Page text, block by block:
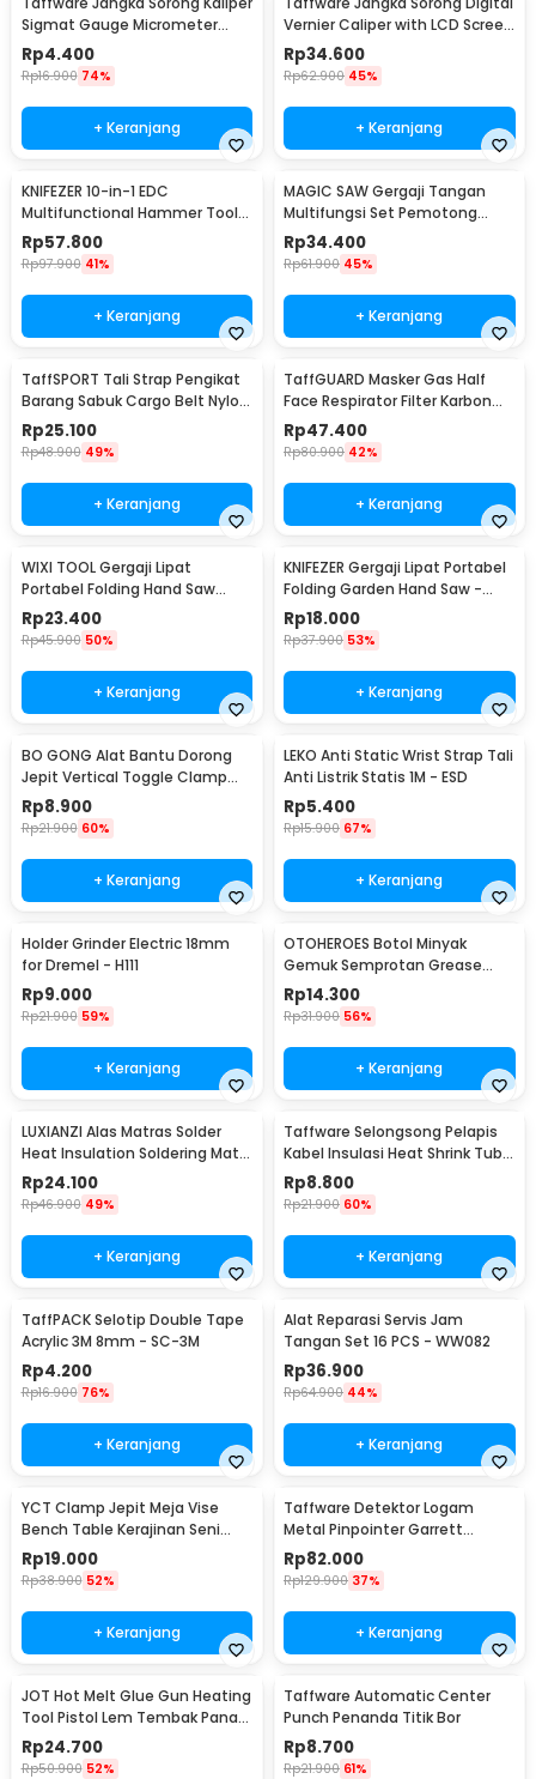
Sigmat Gauge Micrometer
150mm - QST-600
Rp4.400
Rp16.900 74%
+ Keranjang
Vernier Caliper with LCD Screen
150mm - JIGO-150
Rp34.600
Rp62.900 45%
+ Keranjang
KNIFEZER 10-in-1 EDC
Multifunctional Hammer Tool
for Camping Survival - WL-
9003
Rp57.800
Rp97.900 41%
+ Keranjang
MAGIC SAW Gergaji Tangan
Multifungsi Set Pemotong
Kayu Besi
Rp34.400
Rp61.900 45%
+ Keranjang
TaffSPORT Tali Strap Pengikat
Barang Sabuk Cargo Belt Nylon
5M - XR2
Rp25.100
Rp48.900 49%
+ Keranjang
TaffGUARD Masker Gas Half
Face Respirator Filter Karbon
Aktif KN95 - 6200
Rp47.400
Rp80.900 42%
+ Keranjang
WIXI TOOL Gergaji Lipat
Portabel Folding Hand Saw
39cm - JSZ-002
Rp23.400
Rp45.900 50%
+ Keranjang
KNIFEZER Gergaji Lipat Portabel
Folding Garden Hand Saw -
LA145
Rp18.000
Rp37.900 53%
+ Keranjang
BO GONG Alat Bantu Dorong
Jepit Vertical Toggle Clamp
Hold Down Handle - GH-13009
Rp8.900
Rp21.900 60%
+ Keranjang
LEKO Anti Static Wrist Strap Tali
Anti Listrik Statis 1M - ESD
Rp5.400
Rp15.900 67%
+ Keranjang
Holder Grinder Electric 18mm
for Dremel - H111
Rp9.000
Rp21.900 59%
+ Keranjang
OTOHEROES Botol Minyak
Gemuk Semprotan Grease
Gun 250ml - Q001
Rp14.300
Rp31.900 56%
+ Keranjang
LUXIANZI Alas Matras Solder
Heat Insulation Soldering Mat
340x230mm - S-120B
Rp24.100
Rp46.900 49%
+ Keranjang
Taffware Selongsong Pelapis
Kabel Insulasi Heat Shrink Tube
127 PCS - RSG-AHZ
Rp8.800
Rp21.900 60%
+ Keranjang
TaffPACK Selotip Double Tape
Acrylic 3M 8mm - SC-3M
Rp4.200
Rp16.900 76%
+ Keranjang
Alat Reparasi Servis Jam
Tangan Set 16 PCS - WW082
Rp36.900
Rp64.900 44%
+ Keranjang
YCT Clamp Jepit Meja Vise
Bench Table Kerajinan Seni
Perhiasan 25mm - QST
Rp19.000
Rp38.900 52%
+ Keranjang
Taffware Detektor Logam
Metal Pinpointer Garrett
Waterproof - 1166000
Rp82.000
Rp129.900 37%
+ Keranjang
JOT Hot Melt Glue Gun Heating
Tool Pistol Lem Tembak Panas
20W - QT-302
Rp24.700
Rp50.900 52%
Taffware Automatic Center
Punch Penanda Titik Bor
Rp8.700
Rp21.900 61%